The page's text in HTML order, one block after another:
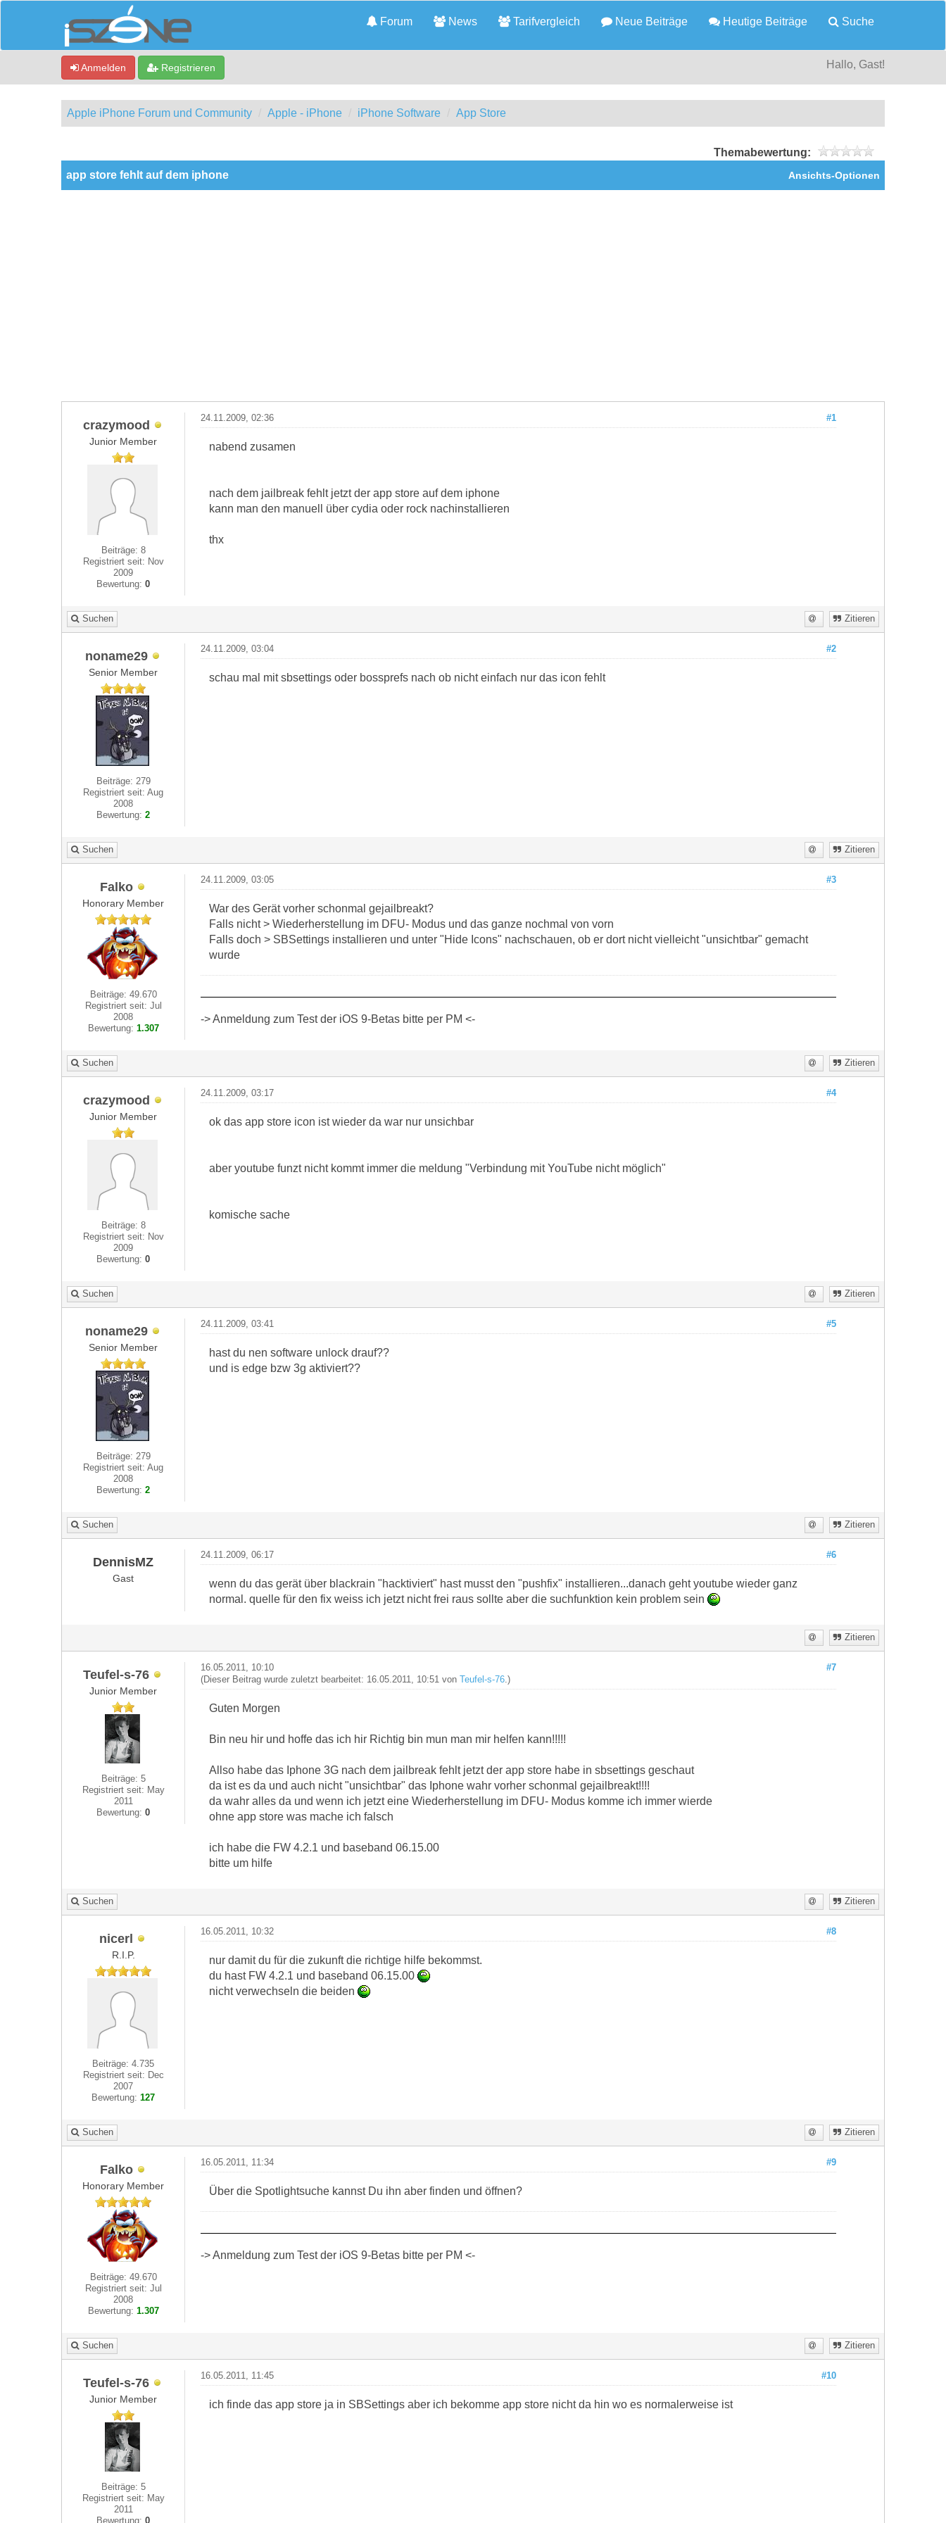
Forum News Tarifvergleich Neue Beiträge Heutige Beiträge Suche
Anmelden Registrieren Hallo, Gast!
Apple iPhone Forum und Community Apple - iPhone iPhone Software App Store
Themabewertung:
Ansichts-Optionen
app store fehlt auf dem iphone
crazymood
Junior Member
Beiträge: 8
Registriert seit: Nov
2009
Bewertung:0
#1
24.11.2009, 02:36
nabend zusamen
nach dem jailbreak fehlt jetzt der app store auf dem iphone
kann man den manuell über cydia oder rock nachinstallieren
thx
Suchen Zitieren
noname29
Senior Member
Beiträge: 279
Registriert seit: Aug
2008
Bewertung:2
#2
24.11.2009, 03:04
schau mal mit sbsettings oder bossprefs nach ob nicht einfach nur das icon fehlt
Suchen Zitieren
Falko
Honorary Member
Beiträge: 49.670
Registriert seit: Jul
2008
Bewertung: 1.307
#3
24.11.2009, 03:05
War des Gerät vorher schonmal gejailbreakt?
Falls nicht > Wiederherstellung im DFU- Modus und das ganze nochmal von vorn
Falls doch > SBSettings installieren und unter "Hide Icons" nachschauen, ob er dort nicht vielleicht "unsichtbar" gemacht
wurde
-> Anmeldung zum Test der iOS 9-Betas bitte per PM <-
Suchen Zitieren
crazymood
Junior Member
Beiträge: 8
Registriert seit: Nov
2009
Bewertung:0
#4
24.11.2009, 03:17
ok das app store icon ist wieder da war nur unsichbar
aber youtube funzt nicht kommt immer die meldung "Verbindung mit YouTube nicht möglich"
komische sache
Suchen Zitieren
noname29
Senior Member
Beiträge: 279
Registriert seit: Aug
2008
Bewertung:2
#5
24.11.2009, 03:41
hast du nen software unlock drauf??
und is edge bzw 3g aktiviert??
Suchen Zitieren
DennisMZ
Gast
#6
24.11.2009, 06:17
wenn du das gerät über blackrain "hacktiviert" hast musst den "pushfix" installieren...danach geht youtube wieder ganz
normal. quelle für den fix weiss ich jetzt nicht frei raus sollte aber die suchfunktion kein problem sein
Zitieren
Teufel-s-76
Junior Member
Beiträge: 5
Registriert seit: May
2011
Bewertung:0
#7
16.05.2011, 10:10
(Dieser Beitrag wurde zuletzt bearbeitet: 16.05.2011, 10:51 von Teufel-s-76.)
Guten Morgen
Bin neu hir und hoffe das ich hir Richtig bin mun man mir helfen kann!!!!!
Allso habe das Iphone 3G nach dem jailbreak fehlt jetzt der app store habe in sbsettings geschaut
da ist es da und auch nicht "unsichtbar" das Iphone wahr vorher schonmal gejailbreakt!!!!
da wahr alles da und wenn ich jetzt eine Wiederherstellung im DFU- Modus komme ich immer wierde
ohne app store was mache ich falsch
ich habe die FW 4.2.1 und baseband 06.15.00
bitte um hilfe
Suchen Zitieren
nicerl
R.I.P.
Beiträge: 4.735
Registriert seit: Dec
2007
Bewertung:127
#8
16.05.2011, 10:32
nur damit du für die zukunft die richtige hilfe bekommst.
du hast FW 4.2.1 und baseband 06.15.00
nicht verwechseln die beiden
Suchen Zitieren
Falko
Honorary Member
Beiträge: 49.670
Registriert seit: Jul
2008
Bewertung: 1.307
#9
16.05.2011, 11:34
Über die Spotlightsuche kannst Du ihn aber finden und öffnen?
-> Anmeldung zum Test der iOS 9-Betas bitte per PM <-
Suchen Zitieren
Teufel-s-76
Junior Member
Beiträge: 5
Registriert seit: May
2011
Bewertung:0
#10
16.05.2011, 11:45
ich finde das app store ja in SBSettings aber ich bekomme app store nicht da hin wo es normalerweise ist